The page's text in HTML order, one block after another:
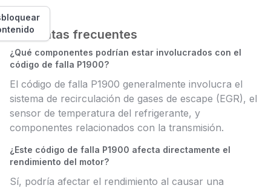
Preguntas frecuentes
¿Qué componentes podrían estar involucrados con el
código de falla P1900?
El código de falla P1900 generalmente involucra el
sistema de recirculación de gases de escape (EGR), el
sensor de temperatura del refrigerante, y
componentes relacionados con la transmisión.
¿Este código de falla P1900 afecta directamente el
rendimiento del motor?
Sí, podría afectar el rendimiento al causar una